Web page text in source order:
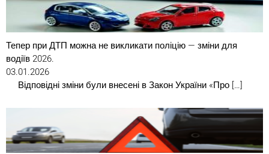
Тепер при ДТП можна не викликати поліцію — зміни для
водіїв 2026.
03.01.2026
Відповідні зміни були внесені в Закон України «Про […]